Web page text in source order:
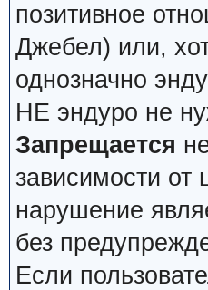
позитивное
Джебел) или,
однозначно
НЕ эндуро не
Запрещается
зависимости от
нарушение
без
Если